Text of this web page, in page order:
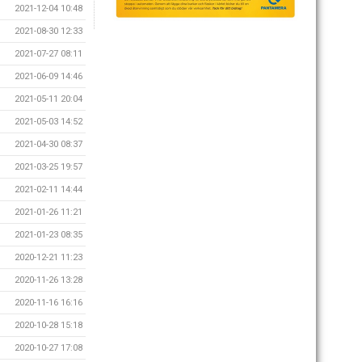
2021-12-04 10:48
2021-08-30 12:33
2021-07-27 08:11
2021-06-09 14:46
2021-05-11 20:04
2021-05-03 14:52
2021-04-30 08:37
2021-03-25 19:57
2021-02-11 14:44
2021-01-26 11:21
2021-01-23 08:35
2020-12-21 11:23
2020-11-26 13:28
2020-11-16 16:16
2020-10-28 15:18
2020-10-27 17:08